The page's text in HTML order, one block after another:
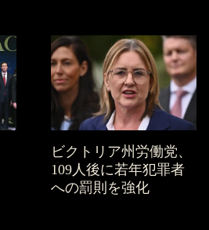
ビクトリア州労働党、
109人後に若年犯罪者
への罰則を強化